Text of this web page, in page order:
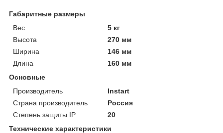
Габаритные размеры
Вес
5 кг
Высота
270 мм
Ширина
146 мм
Длина
160 мм
Основные
Производитель
Instart
Страна производитель
Россия
Степень защиты IP
20
Технические характеристики